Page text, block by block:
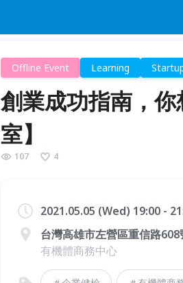
Offline Event Learning
創業成功指南，
室】
107 4
2021.05.05 (Wed) 19:00 -
台灣高雄市左營區重信路608
有機體商務中心